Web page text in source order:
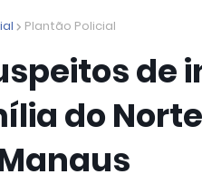
Plantão Policial
do